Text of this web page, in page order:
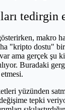
tedirgin
makro
"kripto dostu"
ama gerçek şu
Buradaki
yüzünden
değişime tepki